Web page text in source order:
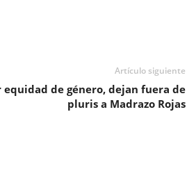
Artículo siguiente
equidad de género, dejan fuera de
pluris a Madrazo Rojas